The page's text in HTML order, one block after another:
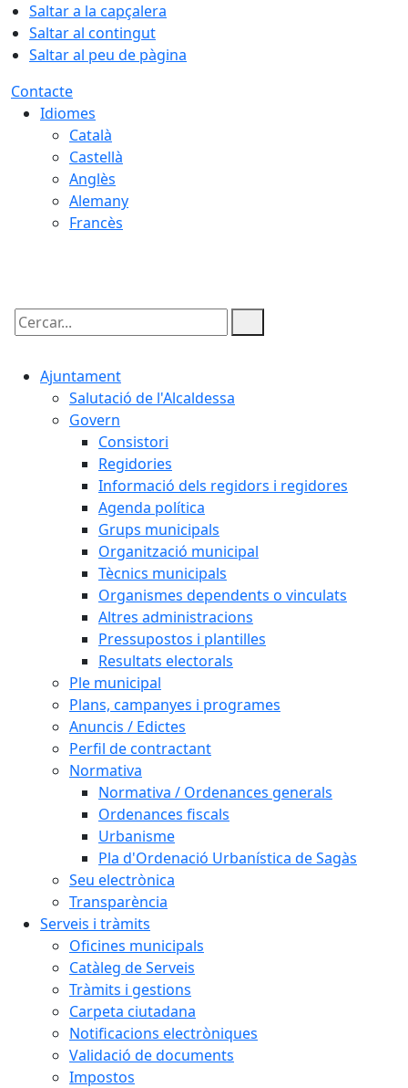
Saltar a la capçalera
Saltar al contingut
Saltar al peu de pàgina
Contacte
Idiomes
Català
Castellà
Anglès
Alemany
Francès
Cercar:
Ajuntament
Salutació de l'Alcaldessa
Govern
Consistori
Regidories
Informació dels regidors i regidores
Agenda política
Grups municipals
Organització municipal
Tècnics municipals
Organismes dependents o vinculats
Altres administracions
Pressupostos i plantilles
Resultats electorals
Ple municipal
Plans, campanyes i programes
Anuncis / Edictes
Perfil de contractant
Normativa
Normativa / Ordenances generals
Ordenances fiscals
Urbanisme
Pla d'Ordenació Urbanística de Sagàs
Seu electrònica
Transparència
Serveis i tràmits
Oficines municipals
Catàleg de Serveis
Tràmits i gestions
Carpeta ciutadana
Notificacions electròniques
Validació de documents
Impostos